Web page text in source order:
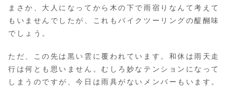
まさか、大人になってから木の下で雨宿りなんて考えて
もいませんでしたが、これもバイクツーリングの醍醐味
でしょう。
ただ、この先は黒い雲に覆われています。和休は雨天走
行は何とも思いません。むしろ妙なテンションになって
しまうのですが、今日は雨具がないメンバーもいます。